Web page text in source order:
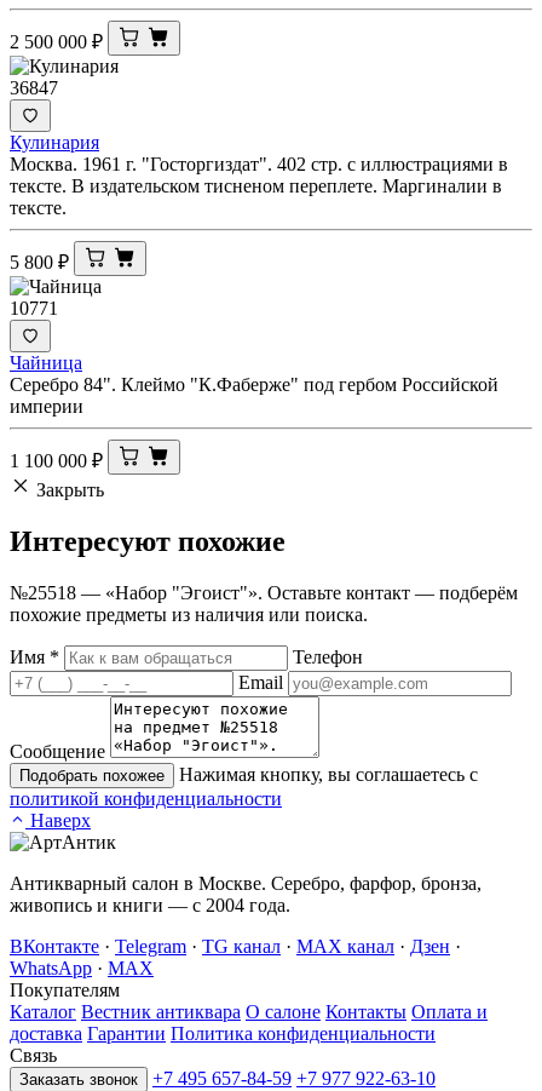
2 500 000 ₽
36847
Кулинария
Москва. 1961 г. "Госторгиздат". 402 стр. с иллюстрациями в
тексте. В издательском тисненом переплете. Маргиналии в
тексте.
5 800 ₽
10771
Чайница
Серебро 84". Клеймо "К.Фаберже" под гербом Российской
империи
1 100 000 ₽
Закрыть
Интересуют похожие
№25518 — «Набор "Эгоист"». Оставьте контакт — подберём
похожие предметы из наличия или поиска.
Имя *
Телефон
Email
Сообщение
Подобрать похожее
Нажимая кнопку, вы соглашаетесь с
политикой конфиденциальности
Наверх
Антикварный салон в Москве. Серебро, фарфор, бронза,
живопись и книги — с 2004 года.
ВКонтакте · Telegram · TG канал · MAX канал · Дзен ·
WhatsApp · MAX
Покупателям
Каталог Вестник антиквара О салоне Контакты Оплата и
доставка Гарантии Политика конфиденциальности
Связь
Заказать звонок +7 495 657-84-59 +7 977 922-63-10